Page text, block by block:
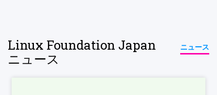
Linux Foundation Japan
ニュース
ニュース